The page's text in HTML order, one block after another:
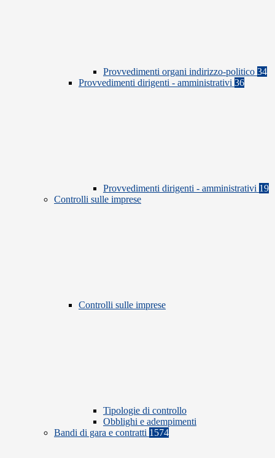
Provvedimenti organi indirizzo-politico 34
Provvedimenti dirigenti - amministrativi 36
Provvedimenti dirigenti - amministrativi 19
Controlli sulle imprese
Controlli sulle imprese
Tipologie di controllo
Obblighi e adempimenti
Bandi di gara e contratti 1574